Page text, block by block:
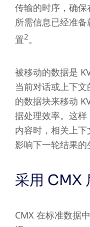
传输的时序，确
所需信息已经准
置2。
被移动的数据是
当前对话或上下
的数据块来移动
据处理效率。这
内容时，相关上
影响下一轮结果的
采用 CMX
CMX 在标准数据